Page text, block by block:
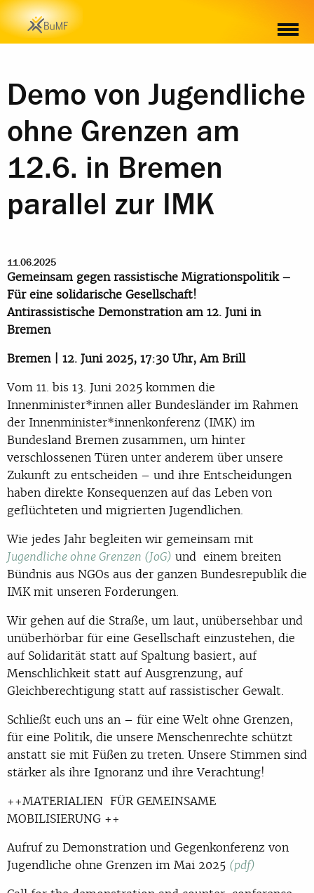
Demo von Jugendliche
ohne Grenzen am
12.6. in Bremen
parallel zur IMK
11.06.2025
Gemeinsam gegen rassistische Migrationspolitik –
Für eine solidarische Gesellschaft!
Antirassistische Demonstration am 12. Juni in
Bremen
Bremen | 12. Juni 2025, 17:30 Uhr, Am Brill
Vom 11. bis 13. Juni 2025 kommen die
Innenminister*innen aller Bundesländer im Rahmen
der Innenminister*innenkonferenz (IMK) im
Bundesland Bremen zusammen, um hinter
verschlossenen Türen unter anderem über unsere
Zukunft zu entscheiden – und ihre Entscheidungen
haben direkte Konsequenzen auf das Leben von
geflüchteten und migrierten Jugendlichen.
Wie jedes Jahr begleiten wir gemeinsam mit
Jugendliche ohne Grenzen (JoG) und einem breiten
Bündnis aus NGOs aus der ganzen Bundesrepublik die
IMK mit unseren Forderungen.
Wir gehen auf die Straße, um laut, unübersehbar und
unüberhörbar für eine Gesellschaft einzustehen, die
auf Solidarität statt auf Spaltung basiert, auf
Menschlichkeit statt auf Ausgrenzung, auf
Gleichberechtigung statt auf rassistischer Gewalt.
Schließt euch uns an – für eine Welt ohne Grenzen,
für eine Politik, die unsere Menschenrechte schützt
anstatt sie mit Füßen zu treten. Unsere Stimmen sind
stärker als ihre Ignoranz und ihre Verachtung!
++MATERIALIEN FÜR GEMEINSAME
MOBILISIERUNG ++
Aufruf zu Demonstration und Gegenkonferenz von
Jugendliche ohne Grenzen im Mai 2025 (pdf)